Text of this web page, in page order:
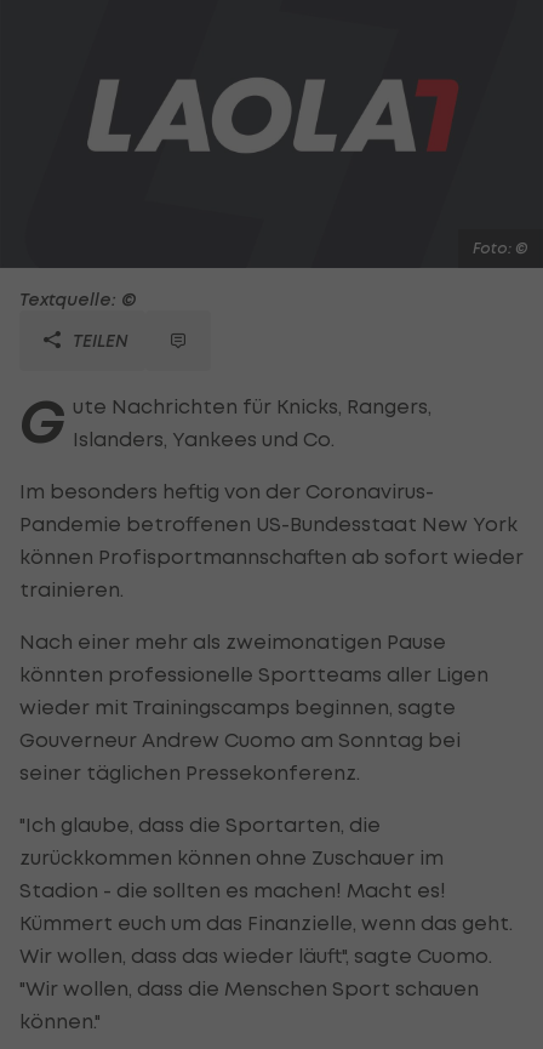
Foto: ©
Textquelle: ©
TEILEN
G ute Nachrichten für Knicks, Rangers,
Islanders, Yankees und Co.
Im besonders heftig von der Coronavirus-
Pandemie betroffenen US-Bundesstaat New York
können Profisportmannschaften ab sofort wieder
trainieren.
Nach einer mehr als zweimonatigen Pause
könnten professionelle Sportteams aller Ligen
wieder mit Trainingscamps beginnen, sagte
Gouverneur Andrew Cuomo am Sonntag bei
seiner täglichen Pressekonferenz.
"Ich glaube, dass die Sportarten, die
zurückkommen können ohne Zuschauer im
Stadion - die sollten es machen! Macht es!
Kümmert euch um das Finanzielle, wenn das geht.
Wir wollen, dass das wieder läuft", sagte Cuomo.
"Wir wollen, dass die Menschen Sport schauen
können."